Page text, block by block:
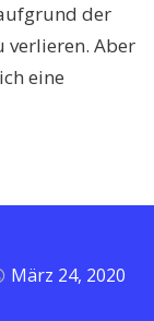
der
verlieren. Aber
eine
März 24, 2020